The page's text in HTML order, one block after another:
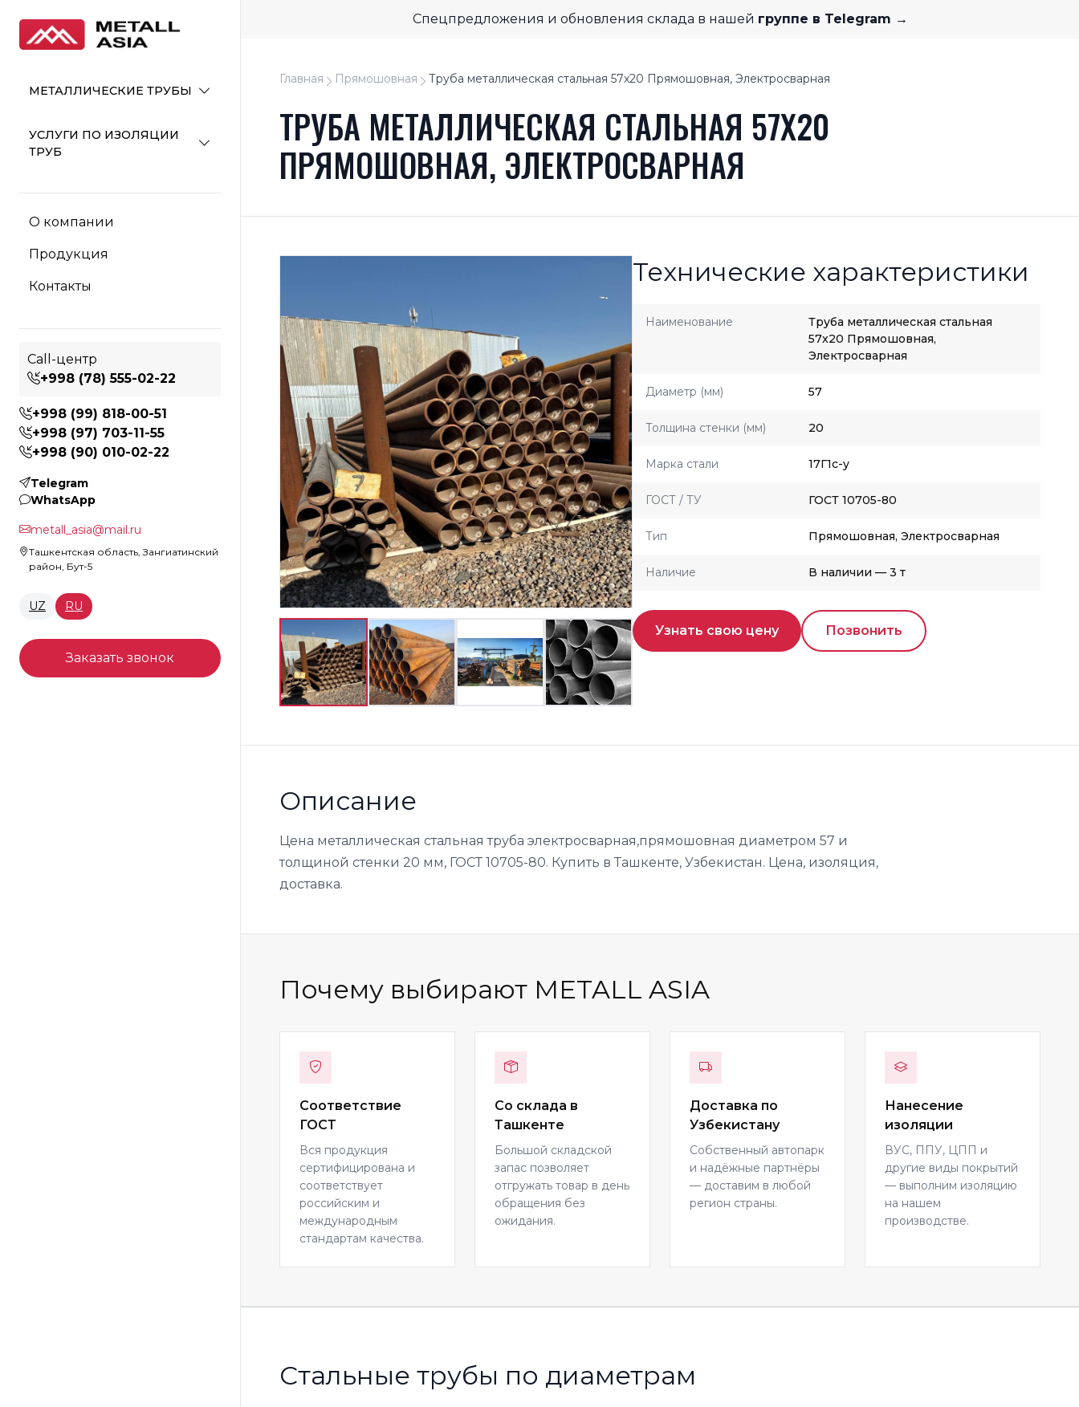
МЕТАЛЛИЧЕСКИЕ ТРУБЫ
УСЛУГИ ПО ИЗОЛЯЦИИ
ТРУБ
О компании
Продукция
Контакты
Call-центр
+998 (78) 555-02-22
+998 (99) 818-00-51
+998 (97) 703-11-55
+998 (90) 010-02-22
Telegram
WhatsApp
metall_asia@mail.ru
Ташкентская область, Зангиатинский
район, Бут-5
UZ RU
Заказать звонок
Спецпредложения и обновления склада в нашей группе в Telegram →
Главная Прямошовная Труба металлическая стальная 57x20 Прямошовная, Электросварная
ТРУБА МЕТАЛЛИЧЕСКАЯ СТАЛЬНАЯ 57X20
ПРЯМОШОВНАЯ, ЭЛЕКТРОСВАРНАЯ
Технические характеристики
Наименование
Труба металлическая стальная
57x20 Прямошовная,
Электросварная
Диаметр (мм) 57
Толщина стенки (мм) 20
Марка стали 17Г1с-у
ГОСТ / ТУ ГОСТ 10705-80
Тип Прямошовная, Электросварная
Наличие В наличии — 3 т
Узнать свою цену Позвонить
Описание
Цена металлическая стальная труба электросварная,прямошовная диаметром 57 и
толщиной стенки 20 мм, ГОСТ 10705-80. Купить в Ташкенте, Узбекистан. Цена, изоляция,
доставка.
Почему выбирают METALL ASIA
Соответствие
ГОСТ
Вся продукция
сертифицирована и
соответствует
российским и
международным
стандартам качества.
Со склада в
Ташкенте
Большой складской
запас позволяет
отгружать товар в день
обращения без
ожидания.
Доставка по
Узбекистану
Собственный автопарк
и надёжные партнёры
— доставим в любой
регион страны.
Нанесение
изоляции
ВУС, ППУ, ЦПП и
другие виды покрытий
— выполним изоляцию
на нашем
производстве.
Стальные трубы по диаметрам